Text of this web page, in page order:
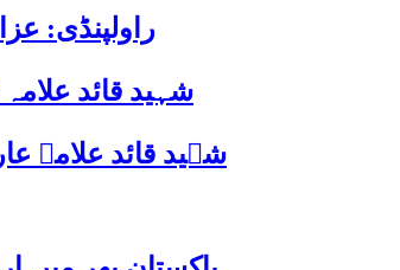
راولپنڈی:
شہید قائد
شہید قائد علامہ عارف حسین الحسینیؒ کی 38ویں